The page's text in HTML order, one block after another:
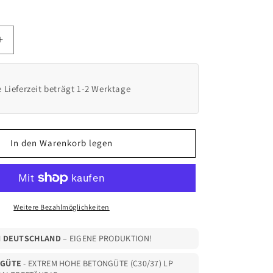
Erhöhe
für
Standfuß
Dreieck
KeContact
Lieferzeit beträgt 1-2 Werktage
In den Warenkorb legen
Weitere Bezahlmöglichkeiten
DEUTSCHLAND– EIGENE PRODUKTION!
- EXTREM HOHE BETONGÜTE (C30/37) LP